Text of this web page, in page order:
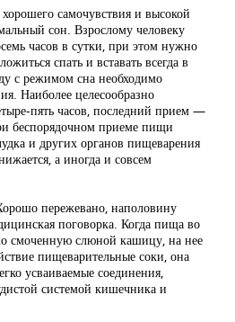
самочувствия и высокой
сон. Взрослому человеку
часов в сутки, при этом нужно
спать и вставать всегда в
с режимом сна необходимо
Наиболее целесообразно
пять часов, последний прием —
беспорядочном приеме пищи
и других органов пищеварения
а иногда и совсем
пережевано, наполовину
поговорка. Когда пища во
смоченную слюной кашицу, на нее
пищеварительные соки, она
усваиваемые соединения,
системой кишечника и